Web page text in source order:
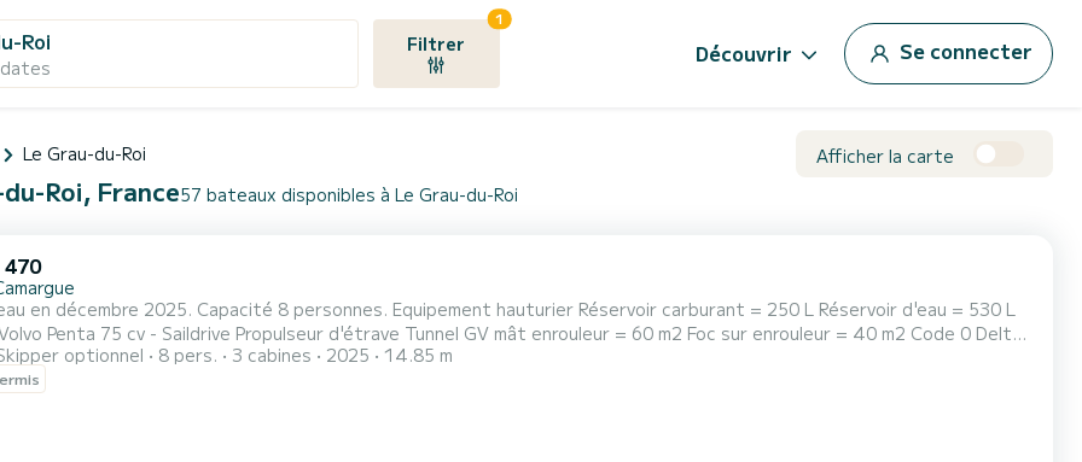
Roi Filtrer
1
Découvrir Se connecter
Le Grau-du-Roi Afficher la carte
Roi, France57 bateaux disponibles à Le Grau-du-Roi
décembre 2025. Capacité 8 personnes. Equipement hauturier Réservoir carburant = 250 L Réservoir d'eau = 530 L
75 cv - Saildrive Propulseur d'étrave Tunnel GV mât enrouleur = 60 m2 Foc sur enrouleur = 40 m2 Code 0 Delta
sur enrouleur = 98 m2 Annexe (106x57x20 cm) 4 personnes + moteur électrique TEMO 1000 CONFORT 3 cabines +
en couchette 2 salles de bains 2 WC dont un séparé électrique à eau douce Chauffe-eau 40L Bain de sole...
optionnel 8 pers. 3 cabines 2025 14.85 m